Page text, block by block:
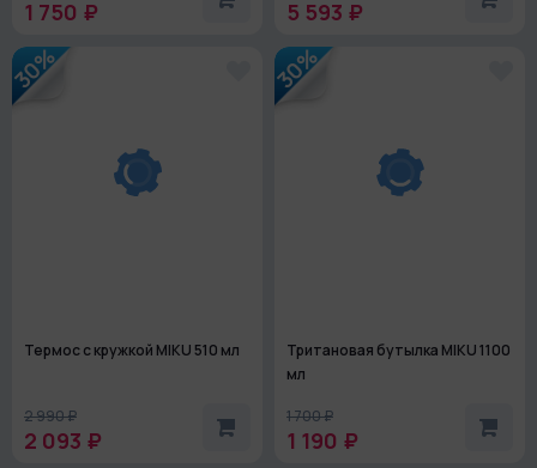
1 750 ₽ 5 593 ₽
30%
Термос с кружкой MIKU 510 мл
2 990 ₽
2 093 ₽
30%
Тритановая бутылка MIKU 1100
мл
1 700 ₽
1 190 ₽